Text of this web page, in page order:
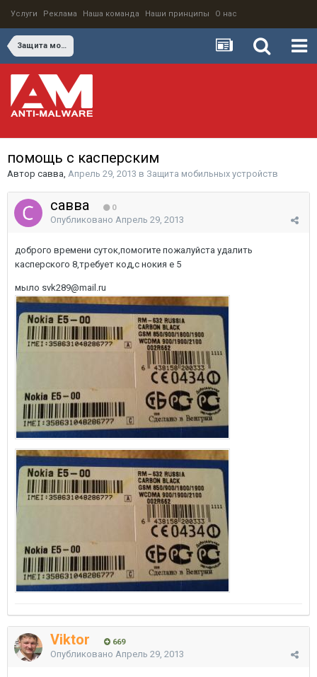
Услуги Реклама Наша команда Наши принципы О нас
Защита мобильных устройств
помощь с касперским
Автор савва, Апрель 29, 2013 в Защита мобильных устройств
савва 0
Опубликовано Апрель 29, 2013
доброго времени суток,помогите пожалуйста удалить
касперского 8,требует код,с нокия е 5
мыло svk289@mail.ru
Viktor 669
Опубликовано Апрель 29, 2013